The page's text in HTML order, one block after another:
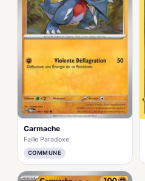
Carmache
Faille Paradoxe
COMMUNE